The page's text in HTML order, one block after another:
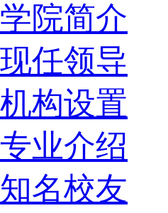
学院简介
现任领导
机构设置
专业介绍
知名校友